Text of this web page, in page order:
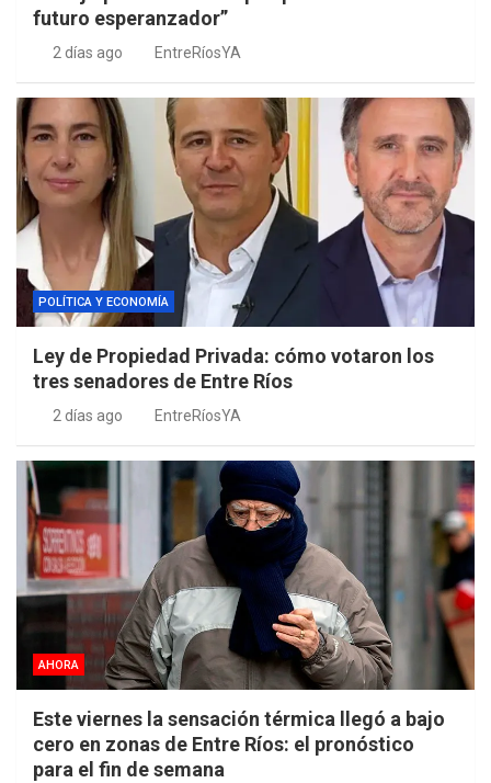
futuro esperanzador”
2 días ago EntreRíosYA
POLÍTICA Y ECONOMÍA
Ley de Propiedad Privada: cómo votaron los
tres senadores de Entre Ríos
2 días ago EntreRíosYA
AHORA
Este viernes la sensación térmica llegó a bajo
cero en zonas de Entre Ríos: el pronóstico
para el fin de semana